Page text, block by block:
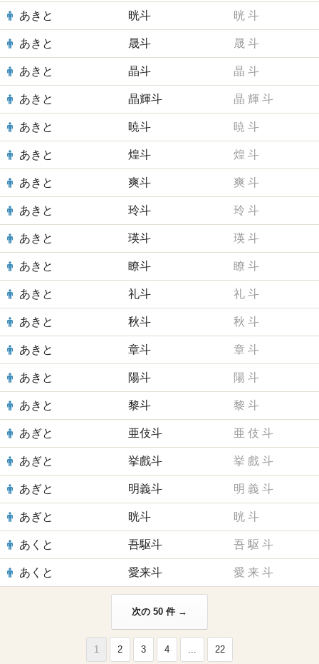
あきと 晄斗 晄 斗
あきと 晟斗 晟 斗
あきと 晶斗 晶 斗
あきと 晶輝斗 晶 輝 斗
あきと 暁斗 暁 斗
あきと 煌斗 煌 斗
あきと 爽斗 爽 斗
あきと 玲斗 玲 斗
あきと 瑛斗 瑛 斗
あきと 瞭斗 瞭 斗
あきと 礼斗 礼 斗
あきと 秋斗 秋 斗
あきと 章斗 章 斗
あきと 陽斗 陽 斗
あきと 黎斗 黎 斗
あぎと 亜伎斗 亜 伎 斗
あぎと 挙戲斗 挙 戲 斗
あぎと 明義斗 明 義 斗
あぎと 晄斗 晄 斗
あくと 吾駆斗 吾 駆 斗
あくと 愛来斗 愛 来 斗
次の 50 件 →
1 2 3 4 ... 22